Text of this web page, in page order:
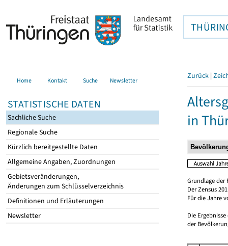
Home Kontakt Suche Newsletter
STATISTISCHE DATEN
Sachliche Suche
Regionale Suche
Kürzlich bereitgestellte Daten
Allgemeine Angaben, Zuordnungen
Gebietsveränderungen,
Änderungen zum Schlüsselverzeichnis
Definitionen und Erläuterungen
Newsletter
Zurück |
in
Grundlage der
Der Zensus
Für die Jahre
Die
der